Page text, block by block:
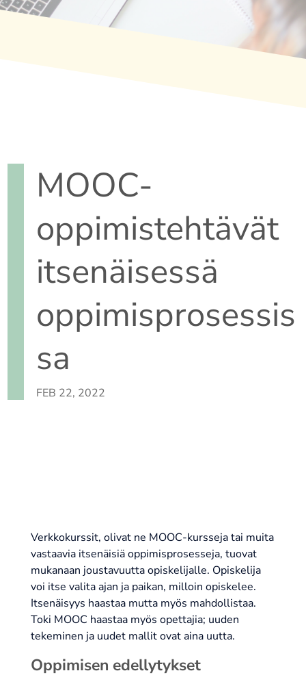
MOOC-
oppimistehtävät
itsenäisessä
oppimisprosessis
sa
FEB 22, 2022
Verkkokurssit, olivat ne MOOC-kursseja tai muita
vastaavia itsenäisiä oppimisprosesseja, tuovat
mukanaan joustavuutta opiskelijalle. Opiskelija
voi itse valita ajan ja paikan, milloin opiskelee.
Itsenäisyys haastaa mutta myös mahdollistaa.
Toki MOOC haastaa myös opettajia; uuden
tekeminen ja uudet mallit ovat aina uutta.
Oppimisen edellytykset